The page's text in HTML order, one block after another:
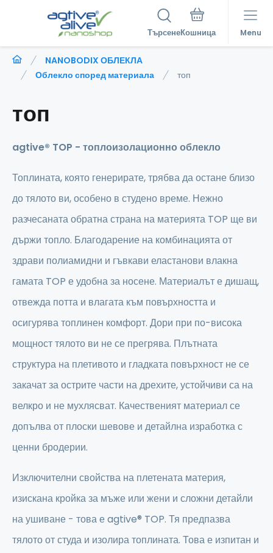
Търсене Menu
NANOBODIX ОБЛЕКЛА
Облекло според материала
топ
топ
agtive® TOP - топлоизолационно облекло
Топлината, която генерирате, трябва да остане близо
до тялото ви, особено в студено време. Нежно
разчесаната обратна страна на материята TOP ще ви
държи топло. Благодарение на комбинацията от
здрави полиамидни и гъвкави еластанови влакна
гамата TOP е удобна за носене. Материалът е дишащ,
отвежда потта и влагата към повърхността и
осигурява топлинен комфорт. Дори при по-висока
мощност тялото ви не се прегрява. Плътната
структура на плетивото и гладката повърхност не се
закачат за острите части на дрехите, устойчиви са на
велкро и не мухлясват. Качественият материал се
допълва от плоски шевове и детайлна изработка с
ценни бродерии.
Изключителни свойства на плетената материя,
изискана кройка за мъже или жени и сложни детайли
на ушиване - това е agtive® TOP. Тя предпазва
тялото от студа и изолира топлината. Това е изпитан и